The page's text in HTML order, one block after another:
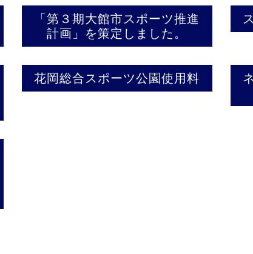
「第３期大館市スポーツ推進
計画」を策定しました。
花岡総合スポーツ公園使用料